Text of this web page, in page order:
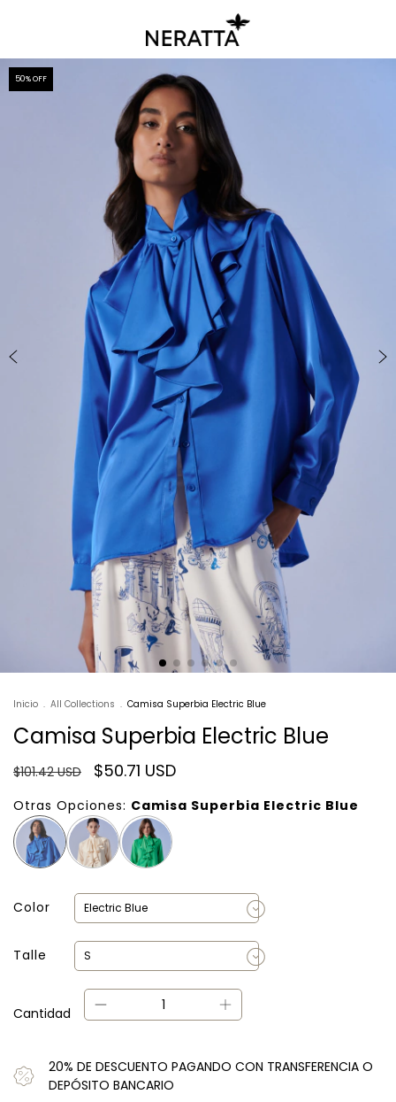
50% OFF
Inicio . All Collections . Camisa Superbia Electric Blue
Camisa Superbia Electric Blue
$101.42 USD $50.71 USD
Otras Opciones: Camisa Superbia Electric Blue
Color
Talle
Cantidad
20% DE DESCUENTO PAGANDO CON TRANSFERENCIA O
DEPÓSITO BANCARIO